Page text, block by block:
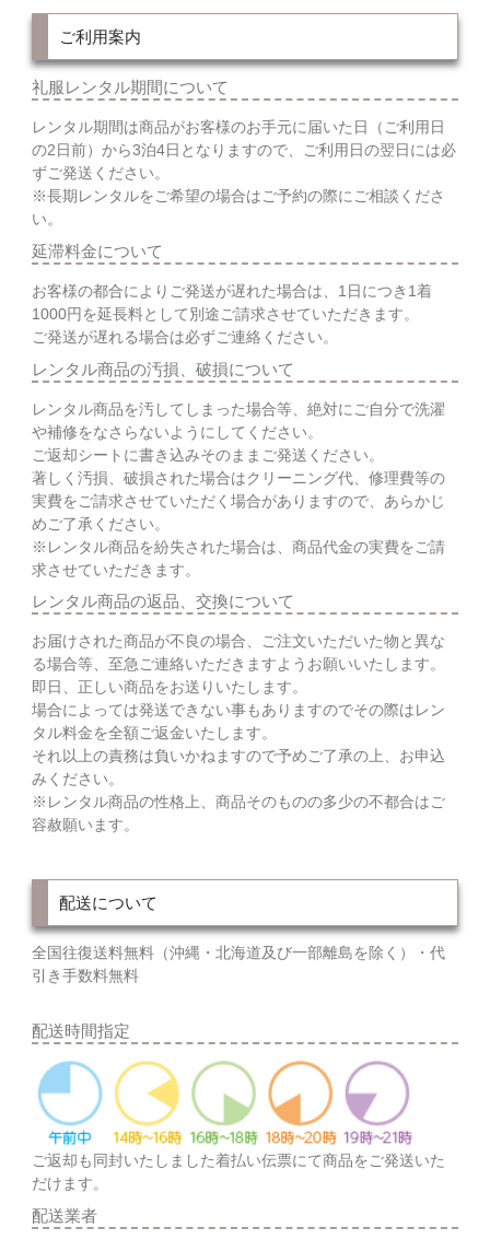
ご利用案内
礼服レンタル期間について
レンタル期間は商品がお客様のお手元に届いた日（ご利用日
の2日前）から3泊4日となりますので、ご利用日の翌日には必
ずご発送ください。
※長期レンタルをご希望の場合はご予約の際にご相談くださ
い。
延滞料金について
お客様の都合によりご発送が遅れた場合は、1日につき1着
1000円を延長料として別途ご請求させていただきます。
ご発送が遅れる場合は必ずご連絡ください。
レンタル商品の汚損、破損について
レンタル商品を汚してしまった場合等、絶対にご自分で洗濯
や補修をなさらないようにしてください。
ご返却シートに書き込みそのままご発送ください。
著しく汚損、破損された場合はクリーニング代、修理費等の
実費をご請求させていただく場合がありますので、あらかじ
めご了承ください。
※レンタル商品を紛失された場合は、商品代金の実費をご請
求させていただきます。
レンタル商品の返品、交換について
お届けされた商品が不良の場合、ご注文いただいた物と異な
る場合等、至急ご連絡いただきますようお願いいたします。
即日、正しい商品をお送りいたします。
場合によっては発送できない事もありますのでその際はレン
タル料金を全額ご返金いたします。
それ以上の責務は負いかねますので予めご了承の上、お申込
みください。
※レンタル商品の性格上、商品そのものの多少の不都合はご
容赦願います。
配送について
全国往復送料無料（沖縄・北海道及び一部離島を除く）・代
引き手数料無料
配送時間指定
ご返却も同封いたしました着払い伝票にて商品をご発送いた
だけます。
配送業者